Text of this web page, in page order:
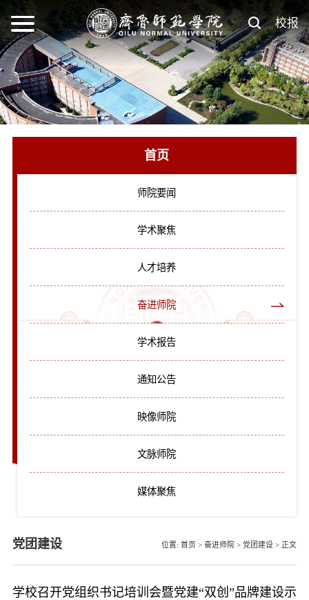
校报
首页
师院要闻
学术聚焦
人才培养
奋进师院
学术报告
通知公告
映像师院
文脉师院
媒体聚焦
党团建设 位置: 首页 > 奋进师院 > 党团建设 > 正文
学校召开党组织书记培训会暨党建“双创”品牌建设示